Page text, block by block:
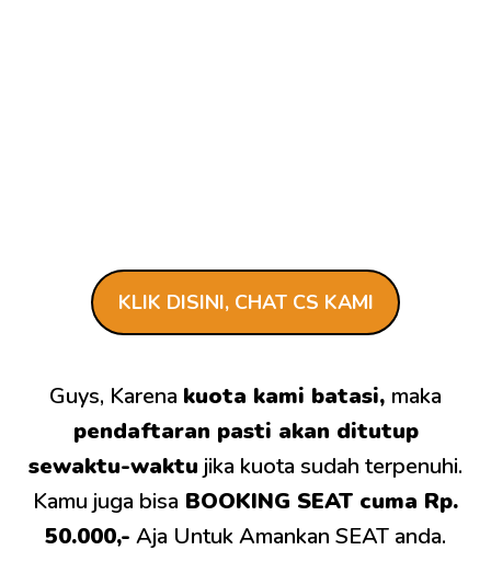
KLIK DISINI, CHAT CS KAMI
Guys, Karena kuota kami batasi, maka
pendaftaran pasti akan ditutup
sewaktu-waktu jika kuota sudah terpenuhi.
Kamu juga bisa BOOKING SEAT cuma Rp.
50.000,- Aja Untuk Amankan SEAT anda.